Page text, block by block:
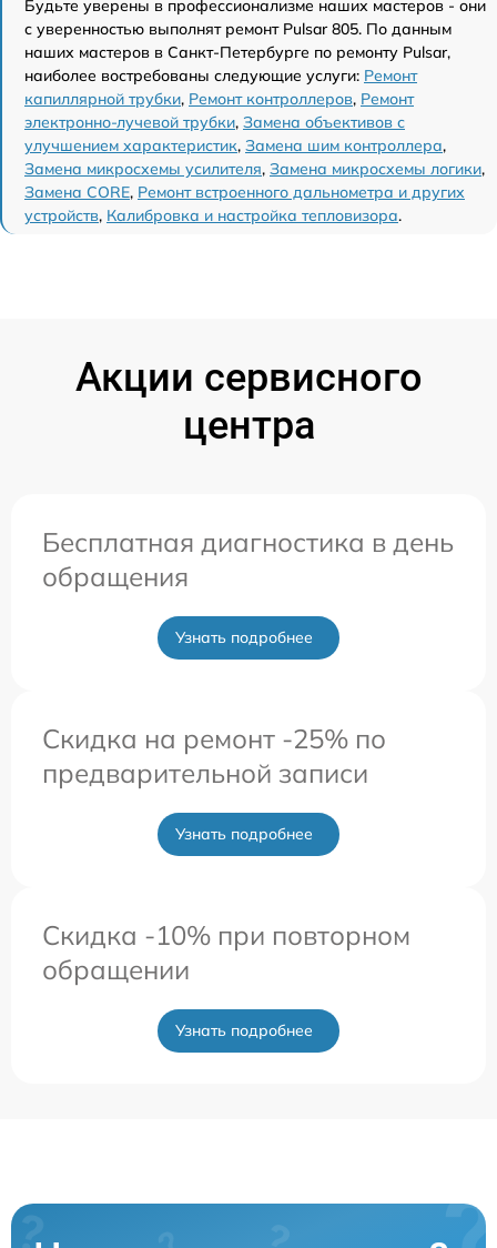
Будьте уверены в профессионализме наших мастеров - они
с уверенностью выполнят ремонт Pulsar 805. По данным
наших мастеров в Санкт-Петербурге по ремонту Pulsar,
наиболее востребованы следующие услуги: Ремонт
капиллярной трубки, Ремонт контроллеров, Ремонт
электронно-лучевой трубки, Замена объективов с
улучшением характеристик, Замена шим контроллера,
Замена микросхемы усилителя, Замена микросхемы логики,
Замена CORE, Ремонт встроенного дальнометра и других
устройств, Калибровка и настройка тепловизора.
Акции сервисного
центра
Бесплатная диагностика в день
обращения
Узнать подробнее
Скидка на ремонт -25% по
предварительной записи
Узнать подробнее
Скидка -10% при повторном
обращении
Узнать подробнее